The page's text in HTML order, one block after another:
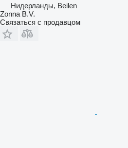
Нидерланды, Beilen
Zonna B.V.
Связаться с продавцом